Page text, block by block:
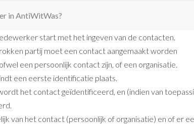
in AntiWitWas?
start met het ingeven van de contacten.
partij moet een contact aangemaakt worden
een persoonlijk contact zijn, of een organisatie.
een eerste identificatie plaats.
het contact geïdentificeerd, en (indien van
van het contact (persoonlijk of organisatie) en of er